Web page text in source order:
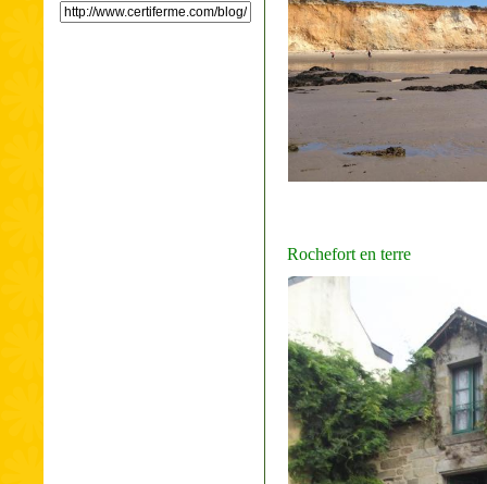
Rochefort en terre